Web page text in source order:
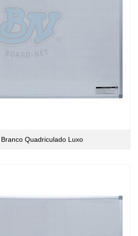
Quadriculado Luxo